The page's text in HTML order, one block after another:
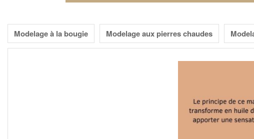
Modelage à la bougie Modelage aux pierres chaudes